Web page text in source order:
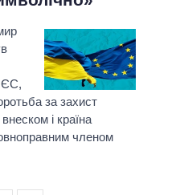
ЄС,
за захист
і країна
членом